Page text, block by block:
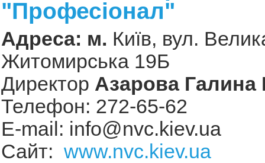
"Професіонал"
Адреса: м. Київ, вул.
Житомирська 19Б
Директор Азарова Галина
Телефон: 272-65-62
Е-mail: info@nvc.kiev.ua
Сайт: www.nvc.kiev.ua